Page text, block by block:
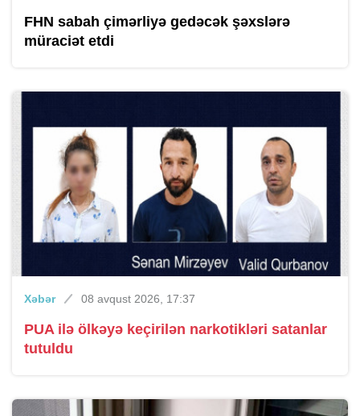
FHN sabah çimərliyə gedəcək şəxslərə
müraciət etdi
Xəbər 08 avqust 2026, 17:37
PUA ilə ölkəyə keçirilən narkotikləri satanlar
tutuldu